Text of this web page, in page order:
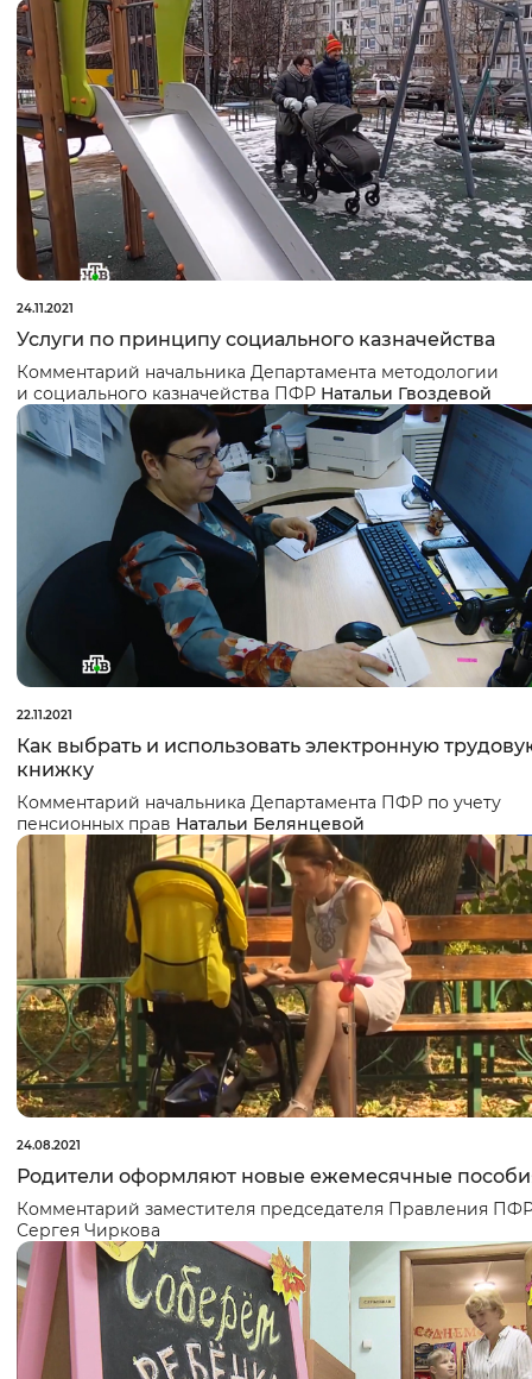
24.11.2021
Услуги по принципу социального казначейства
Комментарий начальника Департамента методологии
и социального казначейства ПФР Натальи Гвоздевой
22.11.2021
Как выбрать и использовать электронную
книжку
Комментарий начальника Департамента ПФР по учету
пенсионных прав Натальи Белянцевой
24.08.2021
Родители оформляют новые ежемесячные
Комментарий заместителя председателя Правления
Сергея Чиркова